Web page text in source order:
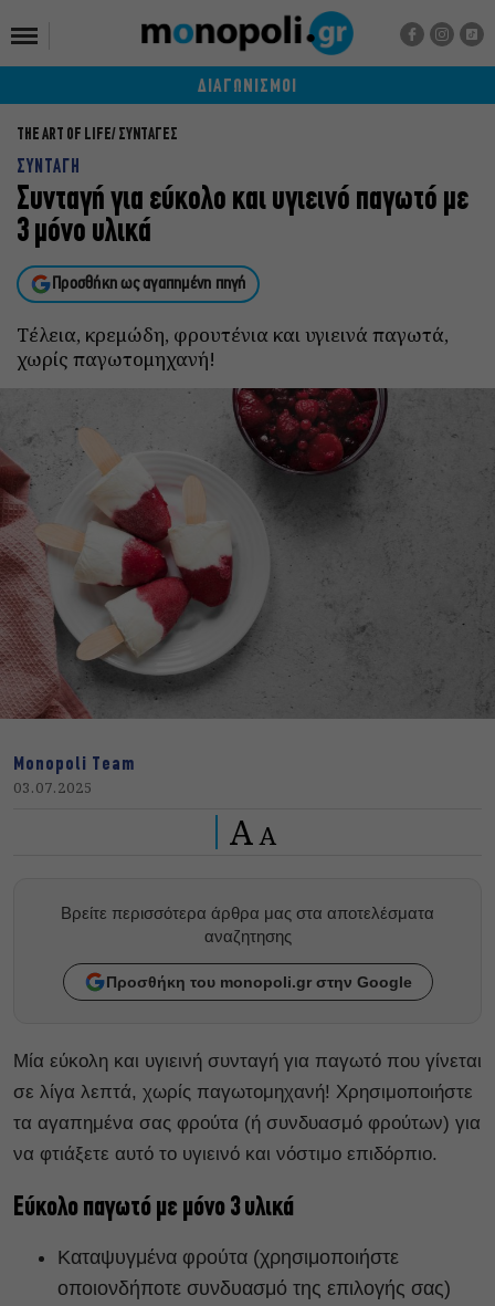
ΔΙΑΓΩΝΙΣΜΟΙ
THE ART OF LIFE ΣΥΝΤΑΓΕΣ
ΣΥΝΤΑΓΗ
Συνταγή για εύκολο και υγιεινό παγωτό με
3 μόνο υλικά
Προσθήκη ως αγαπημένη πηγή
Τέλεια, κρεμώδη, φρουτένια και υγιεινά παγωτά,
χωρίς παγωτομηχανή!
Monopoli Team
03.07.2025
A A
Βρείτε περισσότερα άρθρα μας στα αποτελέσματα
αναζητησης
Προσθήκη του monopoli.gr στην Google
Μία εύκολη και υγιεινή συνταγή για παγωτό που γίνεται
σε λίγα λεπτά, χωρίς παγωτομηχανή! Χρησιμοποιήστε
τα αγαπημένα σας φρούτα (ή συνδυασμό φρούτων) για
να φτιάξετε αυτό το υγιεινό και νόστιμο επιδόρπιο.
Εύκολο παγωτό με μόνο 3 υλικά
Καταψυγμένα φρούτα (χρησιμοποιήστε
οποιονδήποτε συνδυασμό της επιλογής σας)